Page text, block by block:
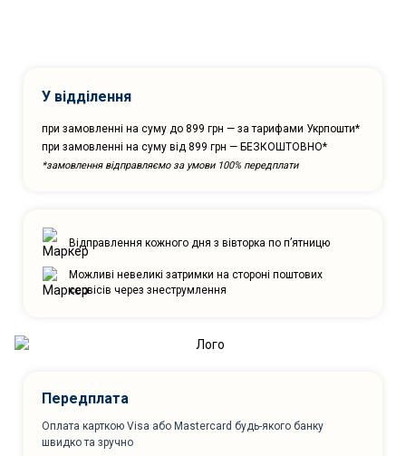
У відділення
при замовленні на суму до 899 грн — за тарифами Укрпошти*
при замовленні на суму від 899 грн — БЕЗКОШТОВНО*
*замовлення відправляємо за умови 100% передплати
Відправлення кожного дня з вівторка по п’ятницю
Можливі невеликі затримки на стороні поштових
сервісів через знеструмлення
Передплата
Оплата карткою Visa або Mastercard будь-якого банку
швидко та зручно